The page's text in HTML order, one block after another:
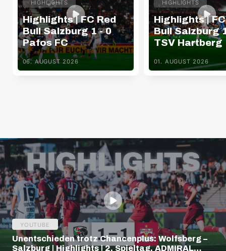
HIGHLIGHTS
Highlights | FC Red
Bull Salzburg 1 - 0
Pafos FC
06. AUGUST 2026
HIGHLIGHTS
Highlights |
Bull Salzburg
TSV Hartberg
01. AUGUST 2026
YOUTUBE
Unentschieden trotz Chancenplus: Wolfsberg –
Salzburg | Highlights | 2. Spieltag, ADMIRAL